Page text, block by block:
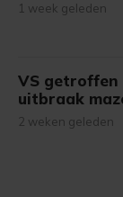
1 week geleden
VS
uitbraak
2 weken geleden